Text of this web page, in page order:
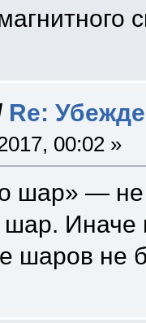
Re:
00:02 »
шар» —
шар. Иначе
шаров не